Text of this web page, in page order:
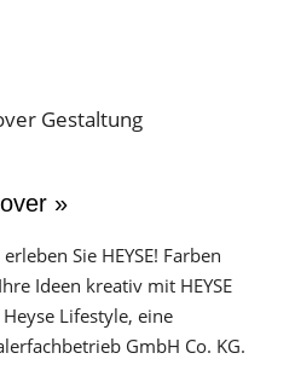
»
Sie HEYSE! Farben
Ideen kreativ mit HEYSE
Lifestyle, eine
GmbH Co. KG.